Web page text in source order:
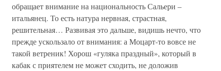
обращает внимание на национальность Сальери –
итальянец. То есть натура нервная, страстная,
решительная… Развивая это дальше, видишь нечто, что
прежде ускользало от внимания: а Моцарт-то вовсе не
такой ветреник! Хорош «гуляка праздный», который в
кабак с приятелем не может сходить, не доложив